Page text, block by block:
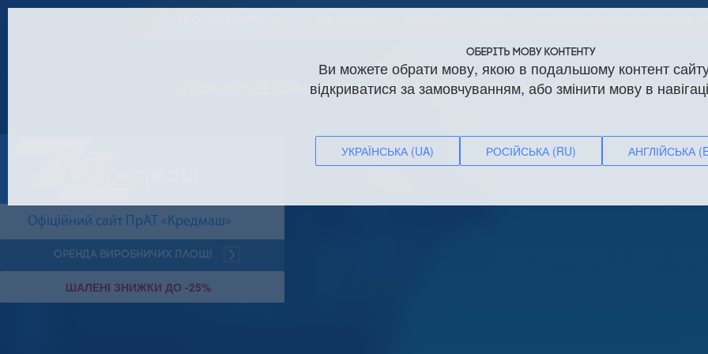
Офіційний сайт ПрАТ «Кредмаш»
Оренда виробничих площ!
ШАЛЕНІ ЗНИЖКИ ДО -25%
АСФАЛЬТОБЕТОННІ ЗАВОДИ КОМУНАЛЬНА ТЕХНІКА ЗАПЧАСТИНИ
ОБЕРІТЬ МОВУ КОНТЕНТУ
Ви можете обрати мову, якою в подальшому контент
відкриватися за замовчуванням, або змінити мову в
УКРАЇНСЬКА (UA) РОСІЙСЬКА (RU) АНГЛІЙСЬКА